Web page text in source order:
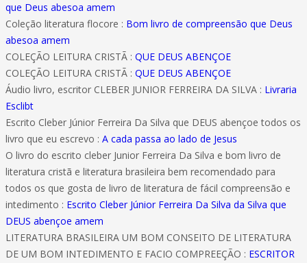
que Deus abesoa amem
Coleção literatura flocore : Bom livro de compreensão que Deus
abesoa amem
COLEÇÃO LEITURA CRISTÃ : QUE DEUS ABENÇOE
COLEÇÃO LEITURA CRISTÃ : QUE DEUS ABENÇOE
Áudio livro, escritor CLEBER JUNIOR FERREIRA DA SILVA : Livraria
Esclibt
Escrito Cleber Júnior Ferreira Da Silva que DEUS abençoe todos os
livro que eu escrevo : A cada passa ao lado de Jesus
O livro do escrito cleber Junior Ferreira Da Silva e bom livro de
literatura cristã e literatura brasileira bem recomendado para
todos os que gosta de livro de literatura de fácil compreensão e
intedimento : Escrito Cleber Júnior Ferreira Da Silva da Silva que
DEUS abençoe amem
LITERATURA BRASILEIRA UM BOM CONSEITO DE LITERATURA
DE UM BOM INTEDIMENTO E FACIO COMPREEÇÃO : ESCRITOR